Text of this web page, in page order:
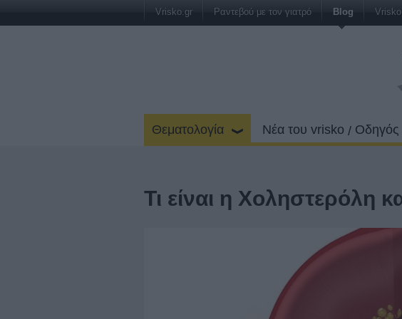
Vrisko.gr Ραντεβού με τον γιατρό Blog
Θεματολογία Νέα του vrisko / Οδηγός
Τι είναι η Χοληστερόλη